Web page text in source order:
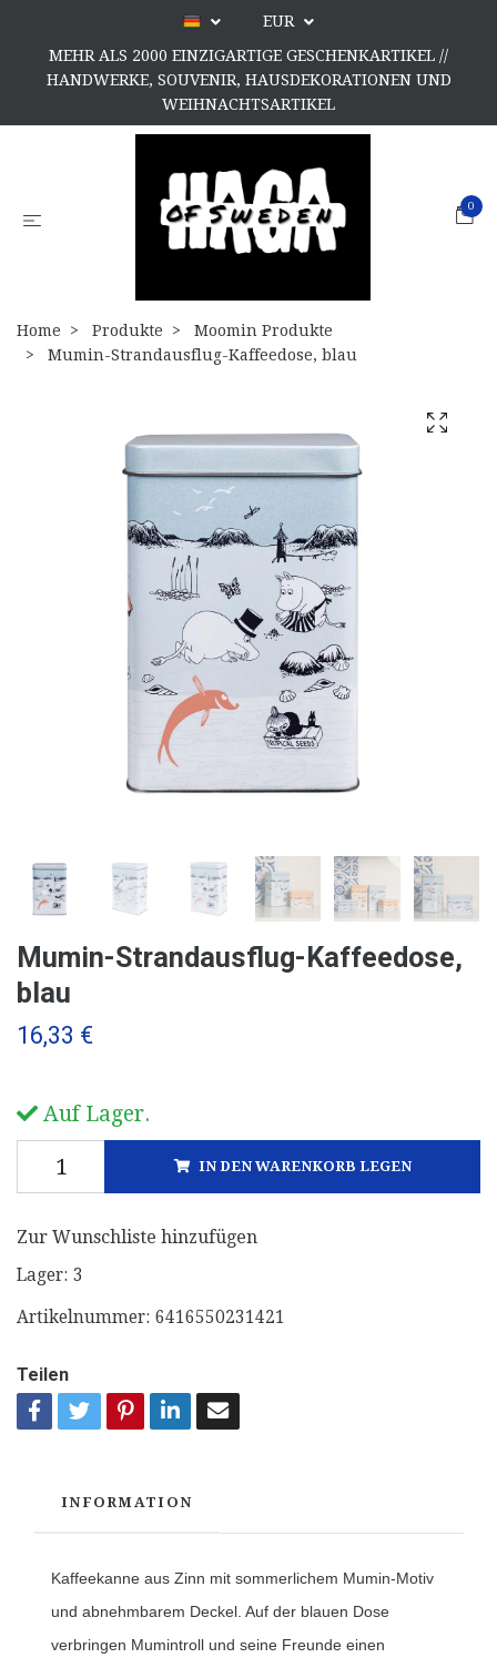
EUR
MEHR ALS 2000 EINZIGARTIGE GESCHENKARTIKEL //
HANDWERKE, SOUVENIR, HAUSDEKORATIONEN UND
WEIHNACHTSARTIKEL
0
Home Produkte
Moomin Produkte
Mumin-Strandausflug-Kaffeedose, blau
Mumin-Strandausflug-Kaffeedose,
blau
16,33 €
Auf Lager.
IN DEN WARENKORB LEGEN
Zur Wunschliste hinzufügen
Lager: 3
Artikelnummer: 6416550231421
Teilen
INFORMATION
Kaffeekanne aus Zinn mit sommerlichem Mumin-Motiv
und abnehmbarem Deckel. Auf der blauen Dose
verbringen Mumintroll und seine Freunde einen